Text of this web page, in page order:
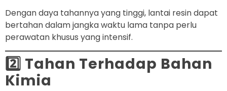
Dengan daya tahannya yang tinggi, lantai resin dapat
bertahan dalam jangka waktu lama tanpa perlu
perawatan khusus yang intensif.
2️⃣ Tahan Terhadap Bahan
Kimia